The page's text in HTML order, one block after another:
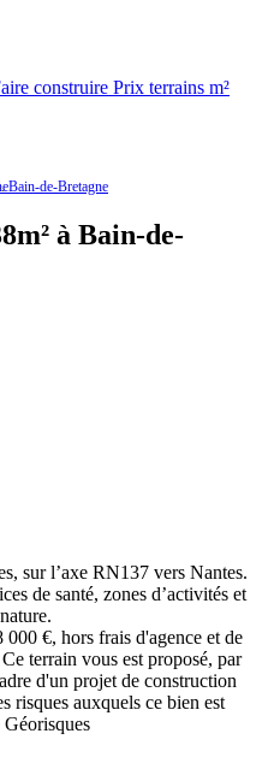
construire Prix terrains m²
Bain-de-Bretagne
à Bain-de-
sur l’axe RN137 vers Nantes.
de santé, zones d’activités et
€, hors frais d'agence et de
terrain vous est proposé, par
d'un projet de construction
risques auxquels ce bien est